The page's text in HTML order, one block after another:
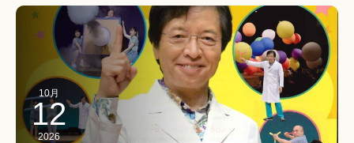
10月
12
2026